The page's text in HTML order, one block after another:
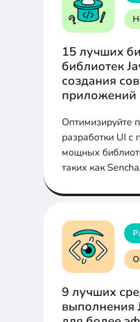
15 лучших
библиотек
создания
приложений
Оптимизируйте
разработки UI
мощных
таких как
9 лучших
выполнения